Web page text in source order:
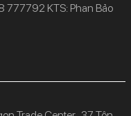
KTS: Phan Bảo